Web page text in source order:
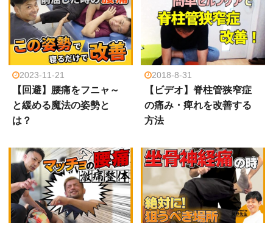
2023-11-21
【回避】腰痛をフニャ～
と緩める魔法の姿勢と
は？
2018-8-31
【ビデオ】脊柱管狭窄症
の痛み・痺れを改善する
方法